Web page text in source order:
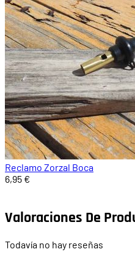
Reclamo Zorzal Boca
6,95 €
Valoraciones De
Todavía no hay reseñas